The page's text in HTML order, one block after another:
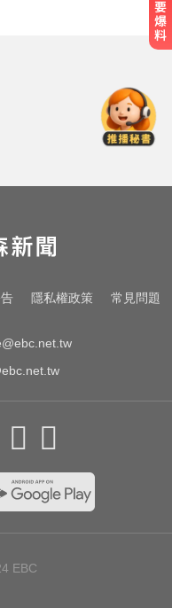
習慣 恐
因出爐 法
隱私權政策 常見問題
EBC